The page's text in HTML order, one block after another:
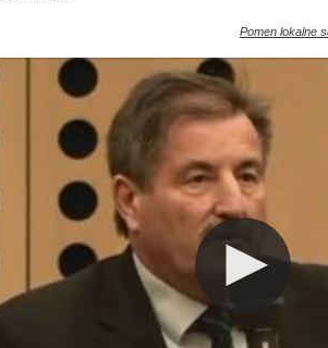
Pomen lokalne